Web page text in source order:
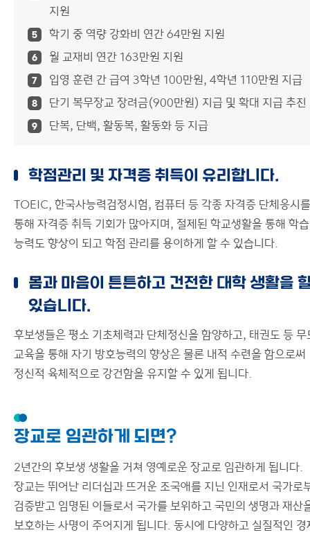
지원
5 학기 중 역량 강화비 연간 64만원 지원
6 월 교재비 연간 163만원 지원
7 입영 훈련 간 급여 3학년 100만원, 4학년 110만원 지급
8 단기 복무장교 장려금(900만원) 지급 및 확대 지급 추진
9 단복, 단백, 활동복, 활동화 등 지급
학점관리 및 자격증 취득이 유리합니다.
TOEIC, 한국사능력검정시험, 컴퓨터 등 각종 자격증 단체응시를
통해 자격증 취득 기회가 많아지며, 절제된 학교생활을 통해 학습
능력도 향상이 되고 학점 관리를 용이하게 할 수 있습니다.
몸과 마음이 튼튼하고 건전한 대학 생활을
있습니다.
후보생들은 평소 기초체력과 단체정신을 함양하고, 태권도 등 무
교육을 통해 자기 방호능력의 향상은 물론 내적 수련을 함으로써
정신적 육체적으로 강건함을 유지할 수 있게 됩니다.
장교로 임관하게 되면?
2년간의 후보생 생활을 거쳐 영예로운 장교로 임관하게 됩니다.
장교는 뛰어난 리더십과 뜨거운 조국애를 지닌 인재로서 국가로
검증받고 임명된 이들로서 국가를 보위하고 국민의 생명과 재산
보호하는 사명이 주어지게 됩니다. 동시에 다양하고 실질적인 경